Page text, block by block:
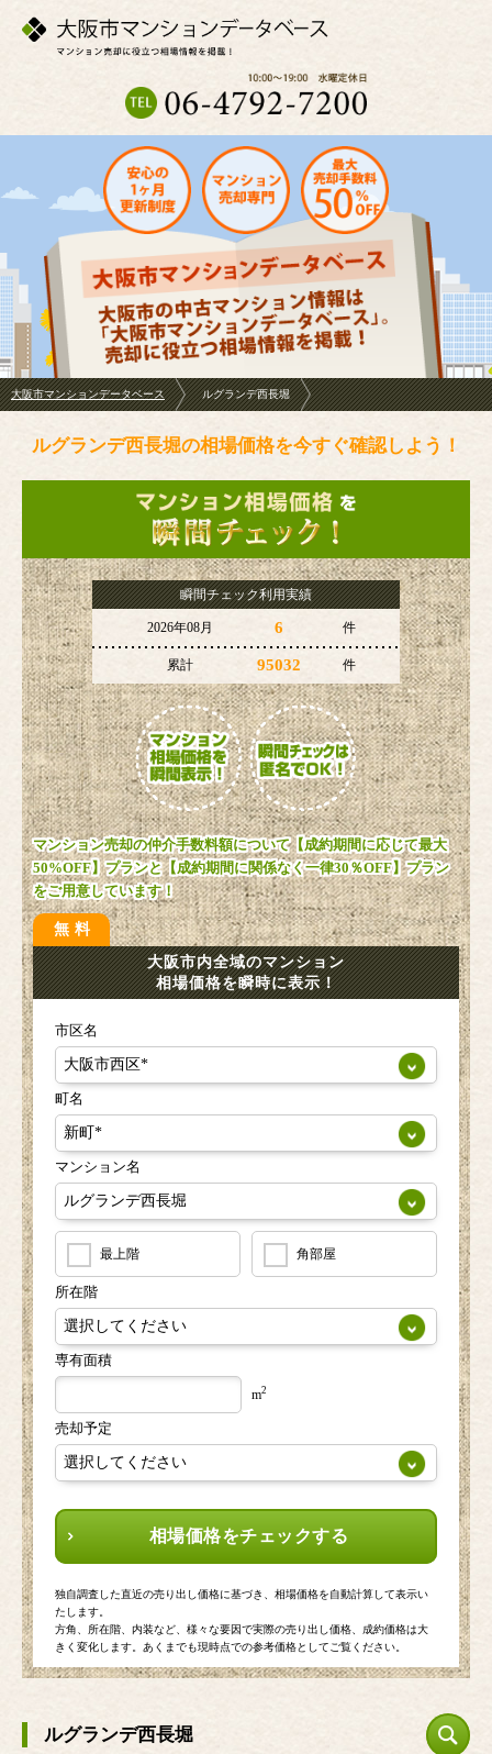
大阪市マンションデータベース ルグランデ西長堀
ルグランデ西長堀の相場価格を今すぐ確認しよう！
瞬間チェック利用実績
2026年08月 6 件
累計 95032 件
マンション売却の仲介手数料額について【成約期間に応じて最大
50%OFF】プランと【成約期間に関係なく一律30％OFF】プラン
をご用意しています！
無料
大阪市内全域のマンション
相場価格を瞬時に表示！
市区名
町名
マンション名
最上階 角部屋
所在階
専有面積
m2
売却予定
相場価格をチェックする
独自調査した直近の売り出し価格に基づき、相場価格を自動計算して表示い
たします。
方角、所在階、内装など、様々な要因で実際の売り出し価格、成約価格は大
きく変化します。あくまでも現時点での参考価格としてご覧ください。
ルグランデ西長堀